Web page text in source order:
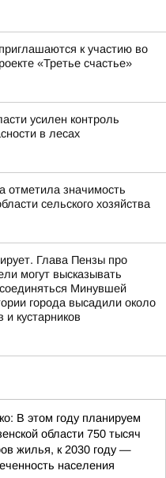
к участию во
«Третье счастье»
усилен контроль
в лесах
отметила значимость
сельского хозяйства
Глава Пензы про
могут высказывать
Минувшей
города высадили около
кустарников
В этом году планируем
области 750 тысяч
жилья, к 2030 году —
населения